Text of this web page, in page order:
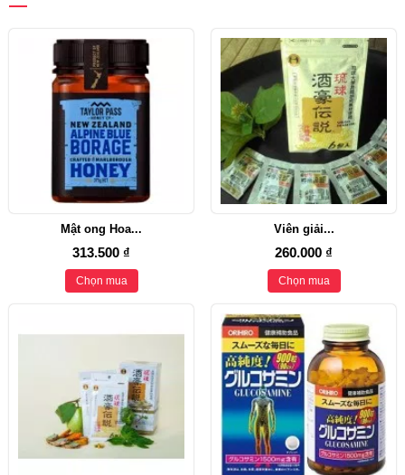
Mật ong Hoa...
313.500 ₫
Chọn mua
Viên giải...
260.000 ₫
Chọn mua